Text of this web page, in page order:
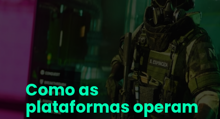
Como as
plataformas operam